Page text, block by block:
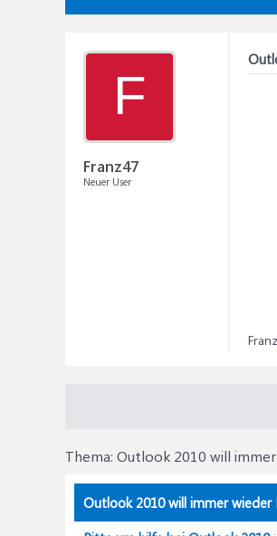
F
Franz47
Neuer User
Thema: Outlook 2010 will
Outlook 2010 will immer